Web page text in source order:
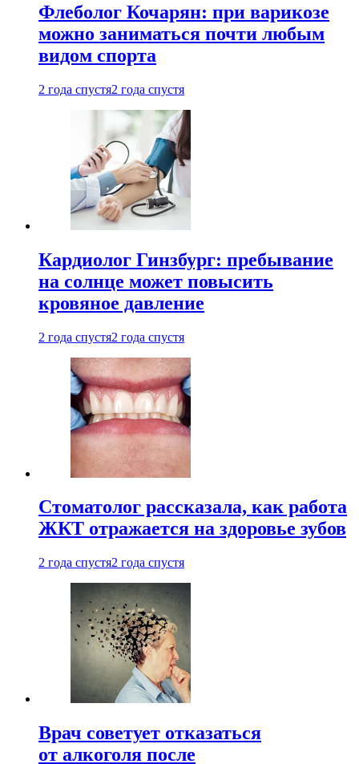
Флеболог Кочарян: при варикозе
можно заниматься почти любым
видом спорта
2 года спустя2 года спустя
Кардиолог Гинзбург: пребывание
на солнце может повысить
кровяное давление
2 года спустя2 года спустя
Стоматолог рассказала, как работа
ЖКТ отражается на здоровье зубов
2 года спустя2 года спустя
Врач советует отказаться
от алкоголя после